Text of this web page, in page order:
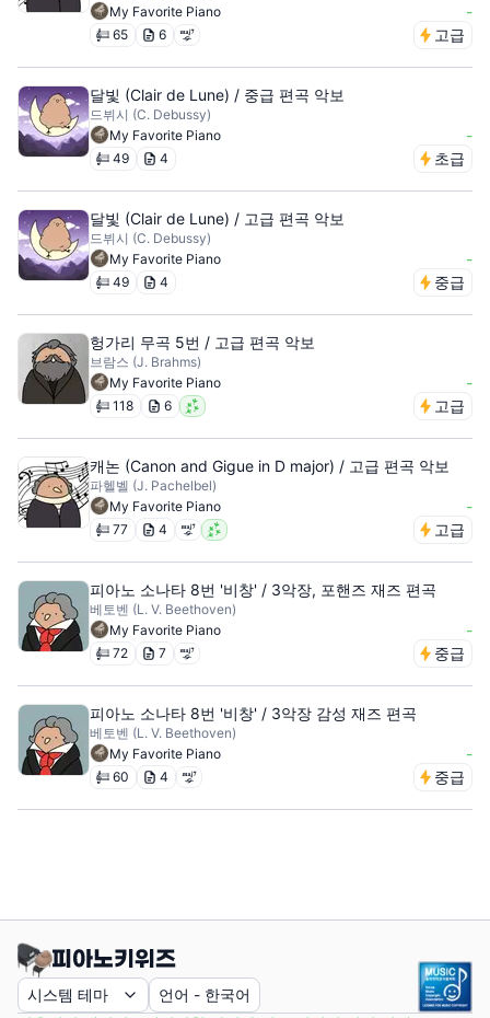
My Favorite Piano
-
65 6 고급
달빛 (Clair de Lune) / 중급 편곡 악보
드뷔시 (C. Debussy)
My Favorite Piano
-
49 4 초급
달빛 (Clair de Lune) / 고급 편곡 악보
드뷔시 (C. Debussy)
My Favorite Piano
-
49 4 중급
헝가리 무곡 5번 / 고급 편곡 악보
브람스 (J. Brahms)
My Favorite Piano
-
118 6 고급
캐논 (Canon and Gigue in D major) / 고급 편곡 악보
파헬벨 (J. Pachelbel)
My Favorite Piano
-
77 4 고급
피아노 소나타 8번 '비창' / 3악장, 포핸즈 재즈 편곡
베토벤 (L. V. Beethoven)
My Favorite Piano
-
72 7 중급
피아노 소나타 8번 '비창' / 3악장 감성 재즈 편곡
베토벤 (L. V. Beethoven)
My Favorite Piano
-
60 4 중급
시스템 테마 언어 - 한국어